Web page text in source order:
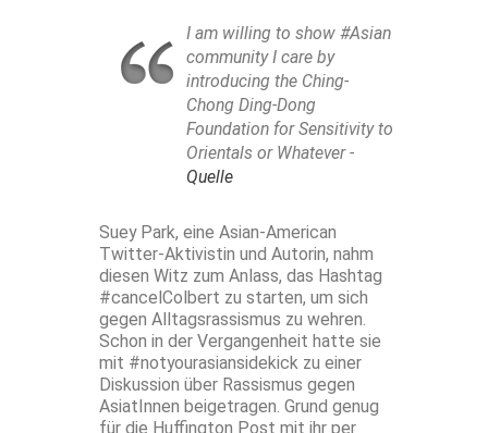
I am willing to show #Asian
community I care by
introducing the Ching-
Chong Ding-Dong
Foundation for Sensitivity to
Orientals or Whatever -
Quelle
Suey Park, eine Asian-American
Twitter-Aktivistin und Autorin, nahm
diesen Witz zum Anlass, das Hashtag
#cancelColbert zu starten, um sich
gegen Alltagsrassismus zu wehren.
Schon in der Vergangenheit hatte sie
mit #notyourasiansidekick zu einer
Diskussion über Rassismus gegen
AsiatInnen beigetragen. Grund genug
für die Huffington Post mit ihr per